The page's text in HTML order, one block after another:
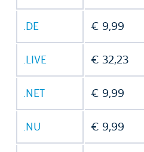
.DE € 9,99
.LIVE € 32,23
.NET € 9,99
.NU € 9,99